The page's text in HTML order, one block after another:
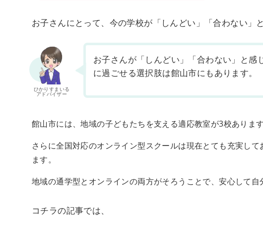
お子さんにとって、今の学校が「しんどい」「合わない」
ひかりすまいる
アドバイザー
お子さんが「しんどい」「合わない」と感
に過ごせる選択肢は館山市にもあります。
館山市には、地域の子どもたちを支える適応教室が3校あります
さらに全国対応のオンライン型スクールは現在とても充実し
ます。
地域の通学型とオンラインの両方がそろうことで、安心して自
コチラの記事では、